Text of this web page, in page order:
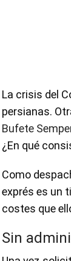
La crisis del
persianas.
Bufete
¿En qué
Como
exprés es un
costes que
Sin